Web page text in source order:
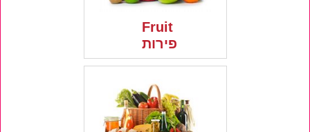
Fruit
פירות